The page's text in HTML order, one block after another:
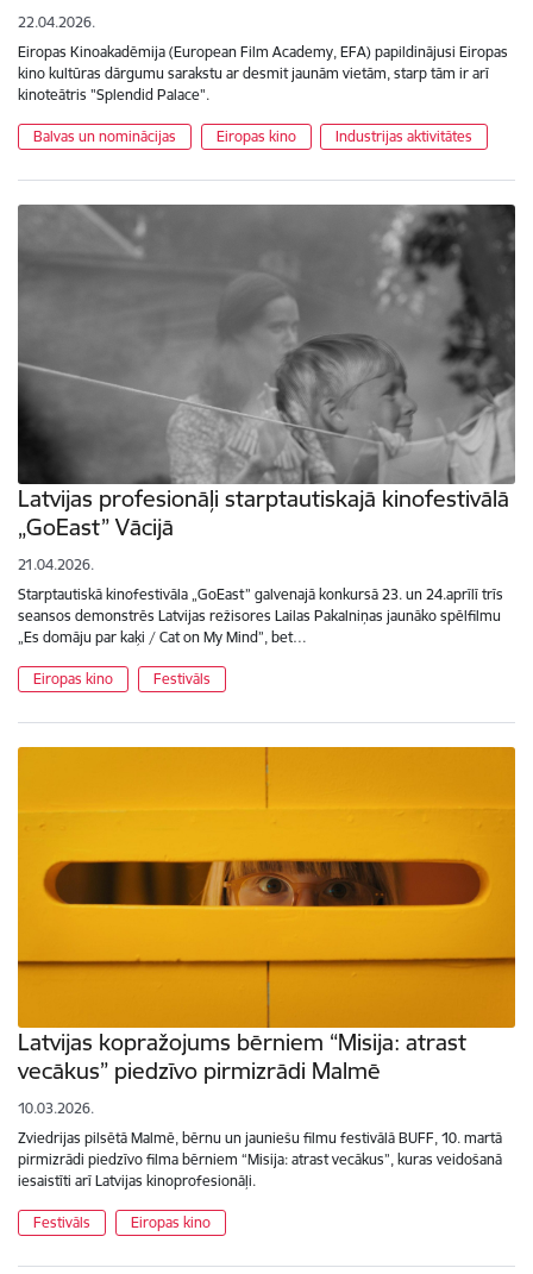
22.04.2026.
Eiropas Kinoakadēmija (European Film Academy, EFA) papildinājusi Eiropas
kino kultūras dārgumu sarakstu ar desmit jaunām vietām, starp tām ir arī
kinoteātris "Splendid Palace".
Balvas un nominācijas Eiropas kino Industrijas aktivitātes
Latvijas profesionāļi starptautiskajā kinofestivālā
„GoEast” Vācijā
21.04.2026.
Starptautiskā kinofestivāla „GoEast” galvenajā konkursā 23. un 24.aprīlī trīs
seansos demonstrēs Latvijas režisores Lailas Pakalniņas jaunāko spēlfilmu
„Es domāju par kaķi / Cat on My Mind”, bet…
Eiropas kino Festivāls
Latvijas kopražojums bērniem “Misija: atrast
vecākus” piedzīvo pirmizrādi Malmē
10.03.2026.
Zviedrijas pilsētā Malmē, bērnu un jauniešu filmu festivālā BUFF, 10. martā
pirmizrādi piedzīvo filma bērniem “Misija: atrast vecākus”, kuras veidošanā
iesaistīti arī Latvijas kinoprofesionāļi.
Festivāls Eiropas kino